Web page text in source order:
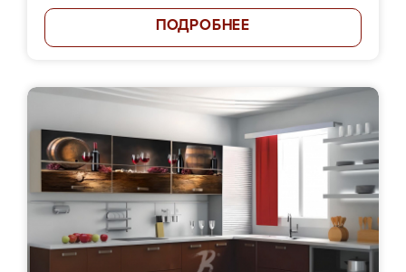
ПОДРОБНЕЕ